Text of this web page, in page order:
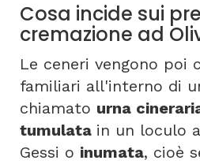
Cosa incide sui
cremazione ad
Le ceneri vengono poi
familiari all'interno di
chiamato urna
tumulata in un loculo
Gessi o inumata, cioè